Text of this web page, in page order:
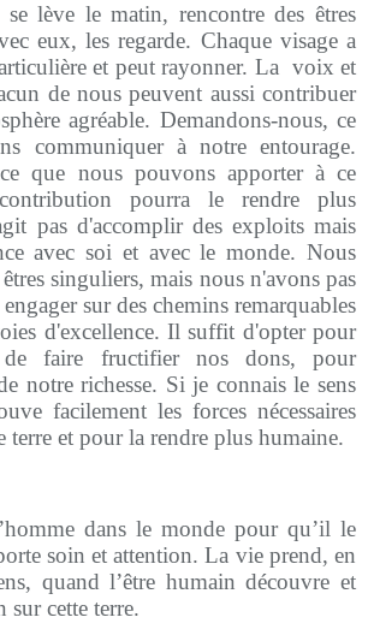
lève le matin, rencontre des êtres
eux, les regarde. Chaque visage a
et peut rayonner. La voix et
de nous peuvent aussi contribuer
agréable. Demandons-nous, ce
communiquer à notre entourage.
que nous pouvons apporter à ce
pourra le rendre plus
pas d'accomplir des exploits mais
avec soi et avec le monde. Nous
singuliers, mais nous n'avons pas
sur des chemins remarquables
d'excellence. Il suffit d'opter pour
de faire fructifier nos dons, pour
notre richesse. Si je connais le sens
facilement les forces nécessaires
terre et pour la rendre plus humaine.
dans le monde pour qu’il le
soin et attention. La vie prend, en
quand l’être humain découvre et
sur cette terre.